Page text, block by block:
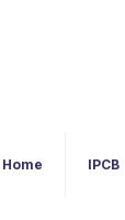
Home IPCB